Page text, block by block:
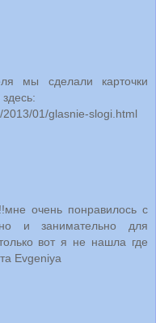
мы сделали карточки
01/glasnie-slogi.html
очень понравилось с
и занимательно для
вот я не нашла где
Evgeniya